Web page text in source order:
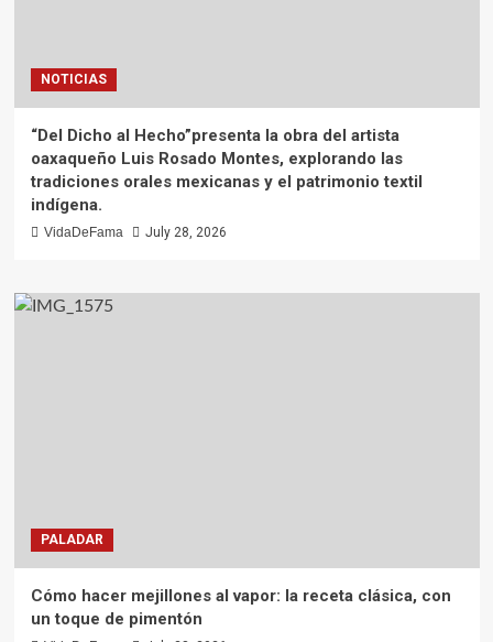
NOTICIAS
“Del Dicho al Hecho”presenta la obra del artista
oaxaqueño Luis Rosado Montes, explorando las
tradiciones orales mexicanas y el patrimonio textil
indígena.
VidaDeFama July 28, 2026
PALADAR
Cómo hacer mejillones al vapor: la receta clásica, con
un toque de pimentón